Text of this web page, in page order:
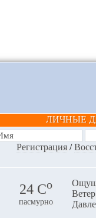
ЛИЧНЫЕ
Регистрация/
24 Сo
пасмурно